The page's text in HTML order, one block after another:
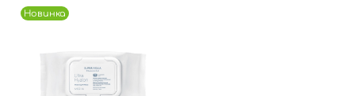
Новинка